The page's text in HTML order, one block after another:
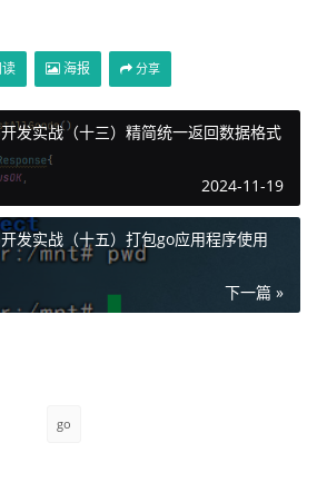
定义，只需要在后面编写方法的时候
错误提示语
文件中编写GetValidateErr
错误提示语，具体的方法示例如下：
:= rawErr.(validator.Valid
海报 分享
发实战（十三）精简统一返回数据格式
2024-11-19
发实战（十五）打包go应用程序使用
下一篇 »
go